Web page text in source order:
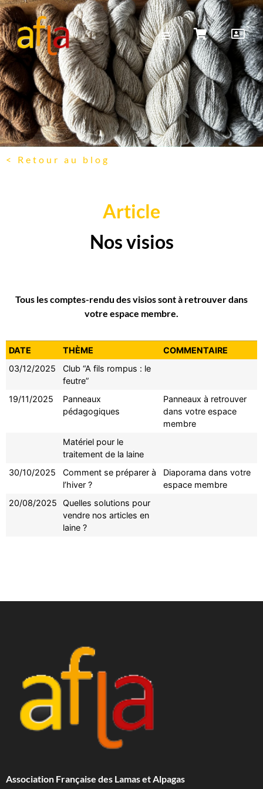
< Retour au blog
Article
Nos visios
Tous les comptes-rendu des visios sont à retrouver dans
votre espace membre.
DATE THÈME
COMMENTAIRE
03/12/2025
Club “A fils rompus : le
feutre”
19/11/2025
Panneaux
pédagogiques
Panneaux à retrouver
dans votre espace
membre
Matériel pour le
traitement de la laine
30/10/2025
Comment se préparer à
l’hiver ?
Diaporama dans votre
espace membre
20/08/2025
Quelles solutions pour
vendre nos articles en
laine ?
Association Française des Lamas et Alpagas